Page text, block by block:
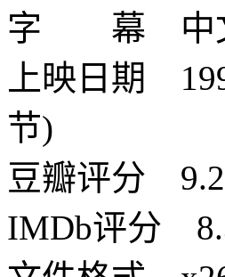
字 幕 中
上映日期
节)
豆瓣评分 9.2/
IMDb评分